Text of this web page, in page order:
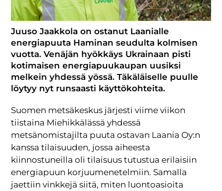
Juuso Jaakkola on ostanut Laanialle
energiapuuta Haminan seudulta kolmisen
vuotta. Venäjän hyökkäys Ukrainaan pisti
kotimaisen energiapuukaupan uusiksi
melkein yhdessä yössä. Täkäläiselle puulle
löytyy nyt runsaasti käyttökohteita.
Suomen metsäkeskus järjesti viime viikon
tiistaina Miehikkälässä yhdessä
metsänomistajilta puuta ostavan Laania Oy:n
kanssa tilaisuuden, jossa aiheesta
kiinnostuneilla oli tilaisuus tutustua erilaisiin
energiapuun korjuumenetelmiin. Samalla
jaettiin vinkkejä siitä, miten luontoasioita